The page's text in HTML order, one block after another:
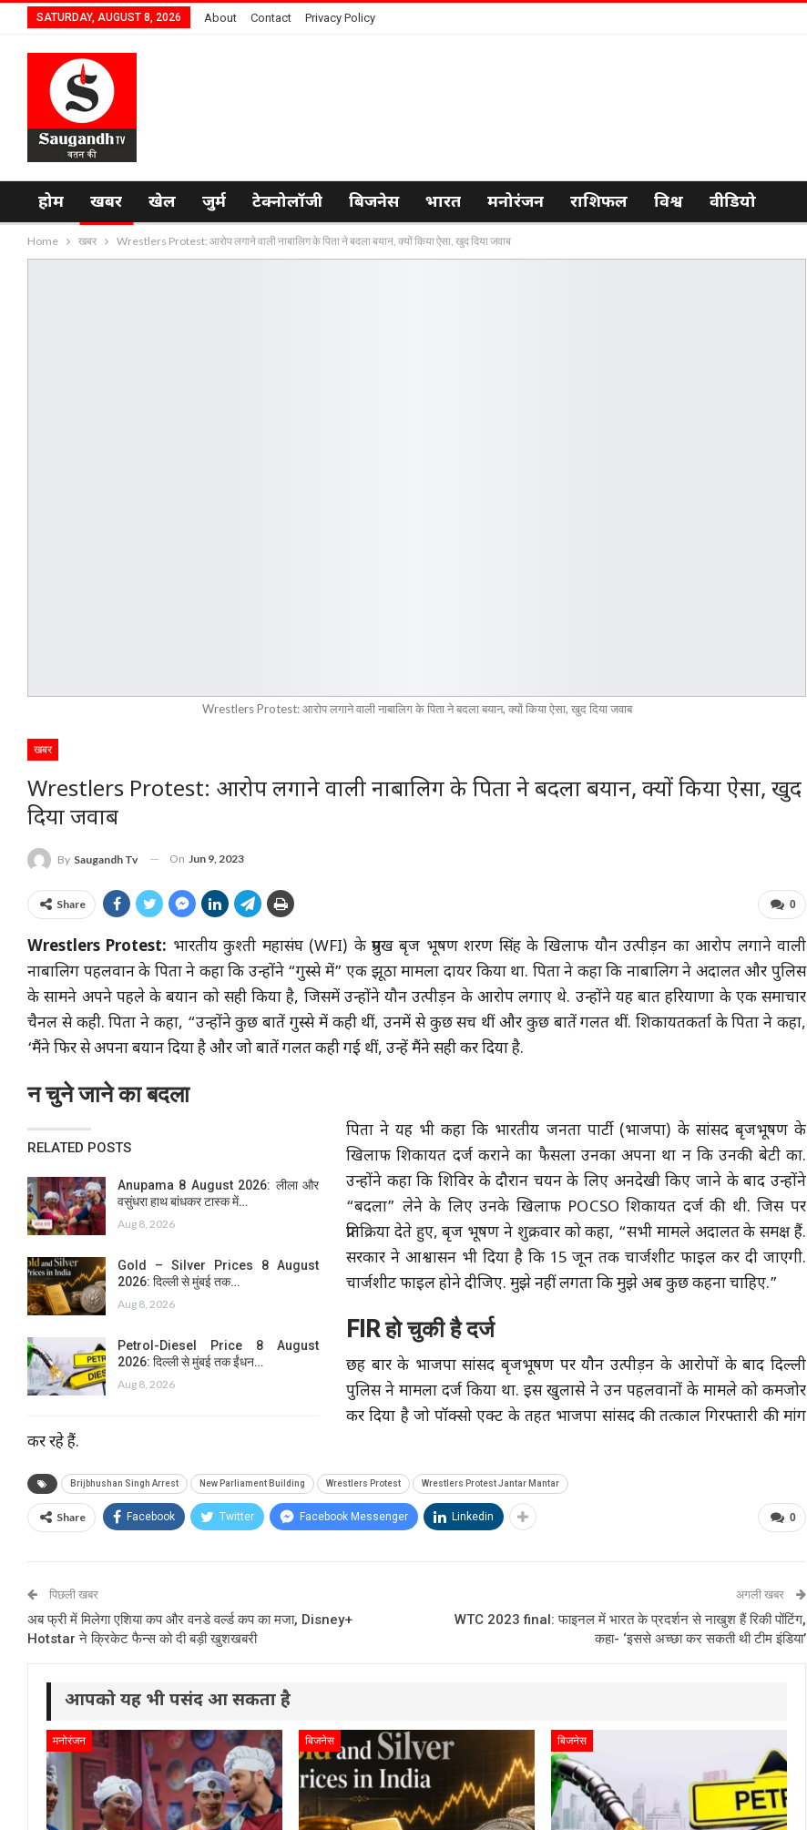
SATURDAY, AUGUST 8, 2026 About Contact Privacy Policy
होम खबर खेल जुर्म टेक्नोलॉजी बिजनेस भारत मनोरंजन राशिफल विश्व वीडियो
Home खबर Wrestlers Protest: आरोप लगाने वाली नाबालिग के पिता ने बदला बयान, क्यों किया ऐसा, खुद दिया जवाब
Wrestlers Protest: आरोप लगाने वाली नाबालिग के पिता ने बदला बयान, क्यों किया ऐसा, खुद दिया जवाब
खबर
Wrestlers Protest: आरोप लगाने वाली नाबालिग के पिता ने बदला बयान, क्यों किया ऐसा, खुद
दिया जवाब
By Saugandh Tv On Jun 9, 2023
0
Share
Wrestlers Protest: भारतीय कुश्ती महासंघ (WFI) के प्रमुख बृज भूषण शरण सिंह के खिलाफ यौन उत्पीड़न का आरोप लगाने वाली
नाबालिग पहलवान के पिता ने कहा कि उन्होंने “गुस्से में” एक झूठा मामला दायर किया था. पिता ने कहा कि नाबालिग ने अदालत और पुलिस
के सामने अपने पहले के बयान को सही किया है, जिसमें उन्होंने यौन उत्पीड़न के आरोप लगाए थे. उन्होंने यह बात हरियाणा के एक समाचार
चैनल से कही. पिता ने कहा, “उन्होंने कुछ बातें गुस्से में कही थीं, उनमें से कुछ सच थीं और कुछ बातें गलत थीं. शिकायतकर्ता के पिता ने कहा,
‘मैंने फिर से अपना बयान दिया है और जो बातें गलत कही गई थीं, उन्हें मैंने सही कर दिया है.
न चुने जाने का बदला
RELATED POSTS
Anupama 8 August 2026: लीला और
वसुंधरा हाथ बांधकर टास्क में…
Aug 8, 2026
Gold – Silver Prices 8 August
2026: दिल्ली से मुंबई तक…
Aug 8, 2026
Petrol-Diesel Price 8 August
2026: दिल्ली से मुंबई तक ईंधन…
Aug 8, 2026
पिता ने यह भी कहा कि भारतीय जनता पार्टी (भाजपा) के सांसद बृजभूषण के
खिलाफ शिकायत दर्ज कराने का फैसला उनका अपना था न कि उनकी बेटी का.
उन्होंने कहा कि शिविर के दौरान चयन के लिए अनदेखी किए जाने के बाद उन्होंने
“बदला” लेने के लिए उनके खिलाफ POCSO शिकायत दर्ज की थी. जिस पर
प्रतिक्रिया देते हुए, बृज भूषण ने शुक्रवार को कहा, “सभी मामले अदालत के समक्ष हैं.
सरकार ने आश्वासन भी दिया है कि 15 जून तक चार्जशीट फाइल कर दी जाएगी.
चार्जशीट फाइल होने दीजिए. मुझे नहीं लगता कि मुझे अब कुछ कहना चाहिए.”
FIR हो चुकी है दर्ज
छह बार के भाजपा सांसद बृजभूषण पर यौन उत्पीड़न के आरोपों के बाद दिल्ली
पुलिस ने मामला दर्ज किया था. इस खुलासे ने उन पहलवानों के मामले को कमजोर
कर दिया है जो पॉक्सो एक्ट के तहत भाजपा सांसद की तत्काल गिरफ्तारी की मांग
कर रहे हैं.
Brijbhushan Singh Arrest New Parliament Building Wrestlers Protest Wrestlers Protest Jantar Mantar
0
Share Facebook Twitter Facebook Messenger Linkedin
पिछली खबर
अब फ्री में मिलेगा एशिया कप और वनडे वर्ल्ड कप का मजा, Disney+
Hotstar ने क्रिकेट फैन्स को दी बड़ी खुशखबरी
अगली खबर
WTC 2023 final: फाइनल में भारत के प्रदर्शन से नाखुश हैं रिकी पोंटिंग,
कहा- ‘इससे अच्छा कर सकती थी टीम इंडिया’
आपको यह भी पसंद आ सकता है
मनोरंजन बिजनेस बिजनेस